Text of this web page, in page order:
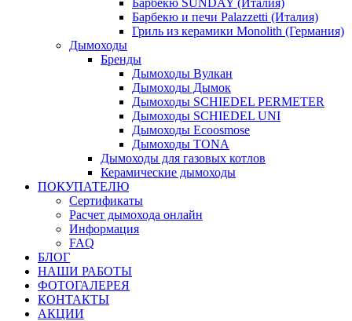
Барбекю SUNDAY (Италия)
Барбекю и печи Palazzetti (Италия)
Гриль из керамики Monolith (Германия)
Дымоходы
Бренды
Дымоходы Вулкан
Дымоходы Дымок
Дымоходы SCHIEDEL PERMETER
Дымоходы SCHIEDEL UNI
Дымоходы Ecoosmose
Дымоходы TONA
Дымоходы для газовых котлов
Керамические дымоходы
ПОКУПАТЕЛЮ
Сертификаты
Расчет дымохода онлайн
Информация
FAQ
БЛОГ
НАШИ РАБОТЫ
ФОТОГАЛЕРЕЯ
КОНТАКТЫ
АКЦИИ